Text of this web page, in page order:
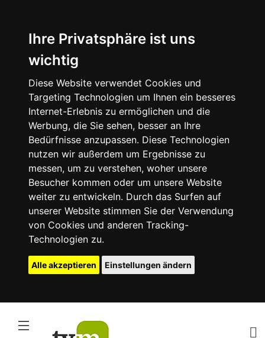
Ihre Privatsphäre ist uns
wichtig
Diese Website verwendet Cookies und
Targeting Technologien um Ihnen ein besseres
Internet-Erlebnis zu ermöglichen und die
Werbung, die Sie sehen, besser an Ihre
Bedürfnisse anzupassen. Diese Technologien
nutzen wir außerdem um Ergebnisse zu
messen, um zu verstehen, woher unsere
Besucher kommen oder um unsere Website
weiter zu entwickeln. Durch das Surfen auf
unserer Website stimmen Sie der Verwendung
von Cookies und anderen Tracking-
Technologien zu.
Alle akzeptieren Einstellungen ändern